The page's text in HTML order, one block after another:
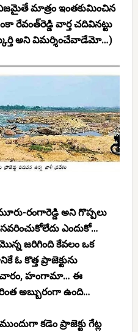
మాత్రం ఇంతకుమించిన
రేవంత్‌రెడ్డి వార్త చదివినట్టు
అని విమర్శించేవాడేమో…)
రంగారెడ్డి అని గొప్పలు
ఎందుకో…
జరిగింది కేవలం ఒక
కొత్త ప్రాజెక్టును
హంగామా… ఈ
అబ్బురంగా ఉంది…
కడెం ప్రాజెక్టు గేట్ల